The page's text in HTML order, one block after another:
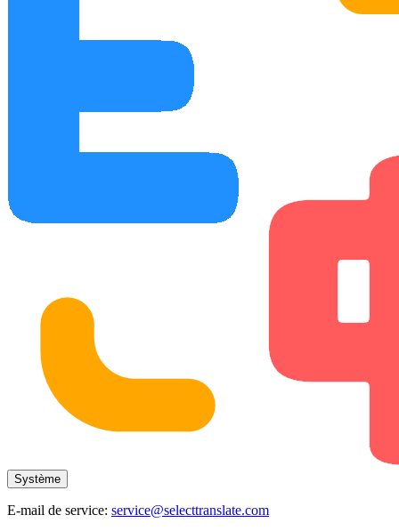
Système
E-mail de service: service@selecttranslate.com